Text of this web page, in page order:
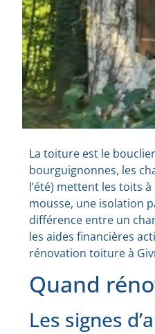
La toiture est le
bourguignonnes, les
l’été) mettent les toits
mousse, une isolation
différence entre un
les aides financières
rénovation toiture à
Quand
Les signes